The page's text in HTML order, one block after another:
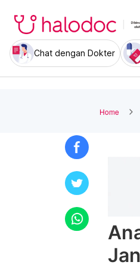
Chat dengan Dokter
Home